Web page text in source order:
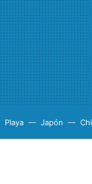
Playa Japón